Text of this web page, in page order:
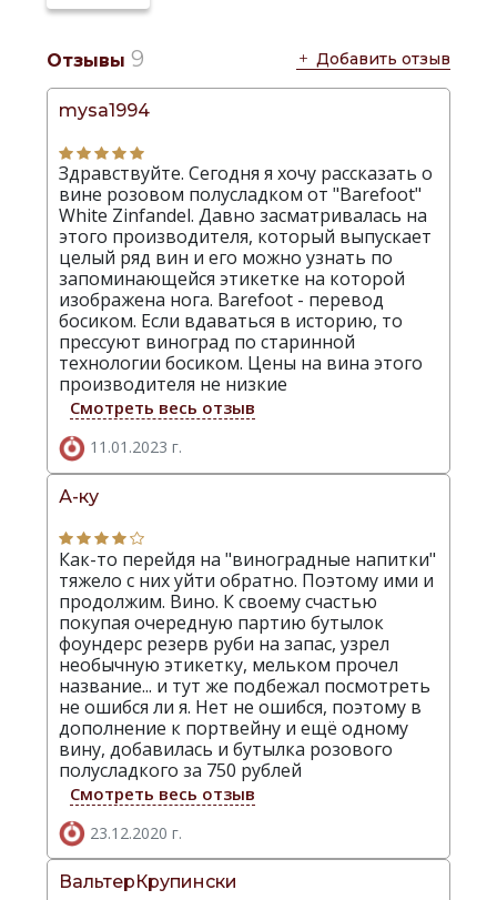
Отзывы 9 Добавить отзыв
mysa1994
Здравствуйте. Сегодня я хочу рассказать о
вине розовом полусладком от "Barefoot"
White Zinfandel. Давно засматривалась на
этого производителя, который выпускает
целый ряд вин и его можно узнать по
запоминающейся этикетке на которой
изображена нога. Barefoot - перевод
босиком. Если вдаваться в историю, то
прессуют виноград по старинной
технологии босиком. Цены на вина этого
производителя не низкие
Смотреть весь отзыв
11.01.2023 г.
А-ку
Как-то перейдя на "виноградные напитки"
тяжело с них уйти обратно. Поэтому ими и
продолжим. Вино. К своему счастью
покупая очередную партию бутылок
фоундерс резерв руби на запас, узрел
необычную этикетку, мельком прочел
название... и тут же подбежал посмотреть
не ошибся ли я. Нет не ошибся, поэтому в
дополнение к портвейну и ещё одному
вину, добавилась и бутылка розового
полусладкого за 750 рублей
Смотреть весь отзыв
23.12.2020 г.
ВальтерКрупински